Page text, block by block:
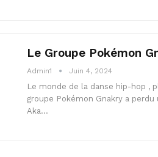
Le Groupe Pokémon
Admin1 Juin 4, 2024
Le monde de la danse hip-hop ,
groupe Pokémon Gnakry a
Aka…